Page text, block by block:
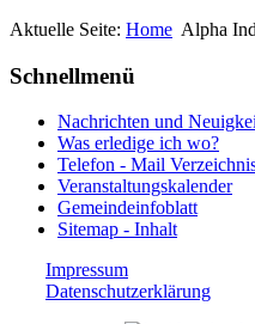
Aktuelle Seite: Home Alpha
Schnellmenü
Nachrichten und
Was erledige ich wo?
Telefon - Mail
Veranstaltungskalender
Gemeindeinfoblatt
Sitemap - Inhalt
Impressum
Datenschutzerklärung